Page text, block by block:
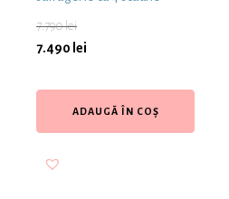
7.790lei
7.490 lei
ADAUGĂ ÎN COȘ